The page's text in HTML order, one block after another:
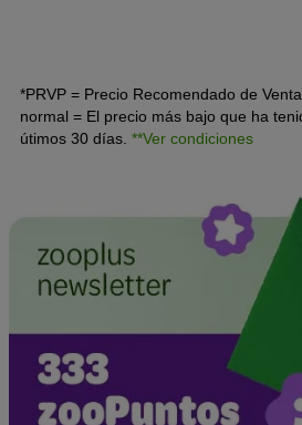
principiantes en la acuariofilia.
*PRVP = Precio Recomendado de
normal = El precio más bajo que ha
útimos 30 días. **Ver condiciones